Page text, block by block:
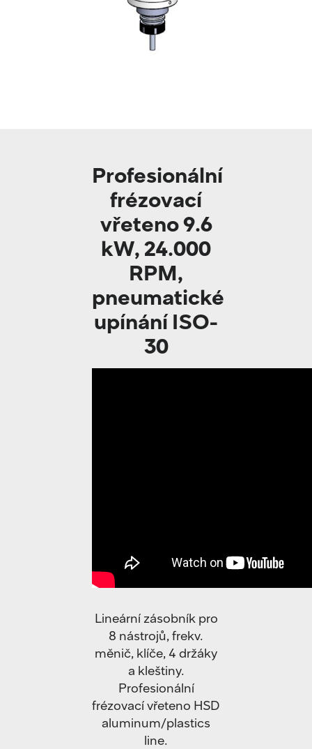
Profesionální
frézovací
vřeteno 9.6
kW, 24.000
RPM,
pneumatické
upínání ISO-
30
Lineární zásobník pro
8 nástrojů, frekv.
měnič, klíče, 4 držáky
a kleštiny.
Profesionální
frézovací vřeteno HSD
aluminum/plastics
line.